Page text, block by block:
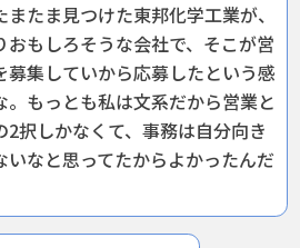
またま見つけた東邦化学工業が、
おもしろそうな会社で、 そこが営
募集していから応募したという感
。もっとも私は文系だから営業と
2択しかなくて、事務は自分向き
いなと思ってたからよかったんだ